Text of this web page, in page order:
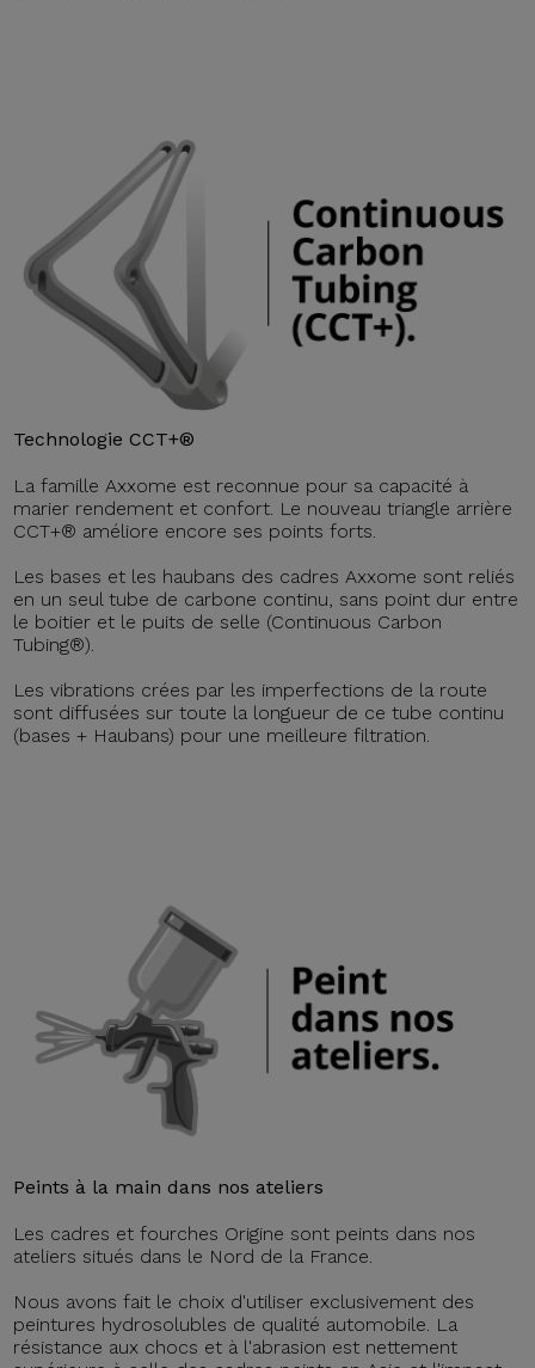
Technologie CCT+®
La famille Axxome est reconnue pour sa capacité à
marier rendement et confort. Le nouveau triangle arrière
CCT+® améliore encore ses points forts.
Les bases et les haubans des cadres Axxome sont reliés
en un seul tube de carbone continu, sans point dur entre
le boitier et le puits de selle (Continuous Carbon
Tubing®).
Les vibrations crées par les imperfections de la route
sont diffusées sur toute la longueur de ce tube continu
(bases + Haubans) pour une meilleure filtration.
Peints à la main dans nos ateliers
Les cadres et fourches Origine sont peints dans nos
ateliers situés dans le Nord de la France.
Nous avons fait le choix d'utiliser exclusivement des
peintures hydrosolubles de qualité automobile. La
résistance aux chocs et à l'abrasion est nettement